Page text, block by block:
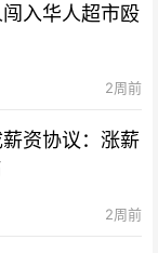
入华人超市殴
2周前
资协议：涨薪
2周前